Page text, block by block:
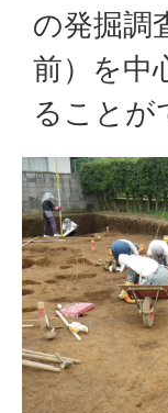
の発掘調
前）を中
ることが